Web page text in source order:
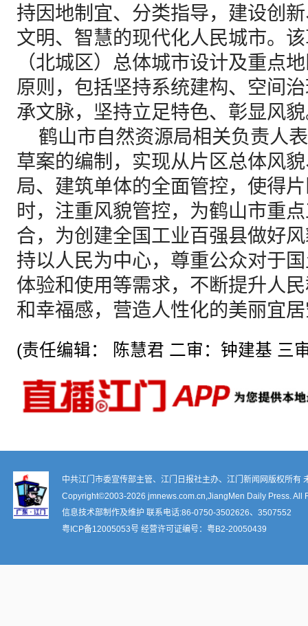
持因地制宜、分类指导，建设创
文明、智慧的现代化人民城市。
（北城区）总体城市设计及重点
原则，包括坚持系统建构、空间
承文脉，坚持立足特色、彰显风
鹤山市自然资源局相关负责人
草案的编制，实现从片区总体风
局、建筑单体的全面管控，使得
时，注重风貌管控，为鹤山市重
合，为创建全国工业百强县做好
持以人民为中心，尊重公众对于
体验和使用等需求，不断提升人
和幸福感，营造人性化的美丽宜
(责任编辑： 陈慧君 二审：钟建基 三
中共江门市委宣传部主管、江门日报社主办、江门新闻网版权所有
Copyright©2003-2026 jmnews.com.cn,JiangMen Daily Press. All
信息技术部制作及维护 联系电话:86-0750-3502626、3507552
粤ICP备12005053号 经营许可证编号： 粤B2-20050439